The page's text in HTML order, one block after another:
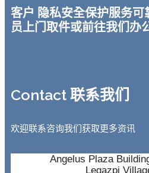
客户 隐私安全保护服务
员上门取件或前往我们办
Contact 联系我们
欢迎联系咨询我们获取更多资讯
Angelus Plaza
Legazpi